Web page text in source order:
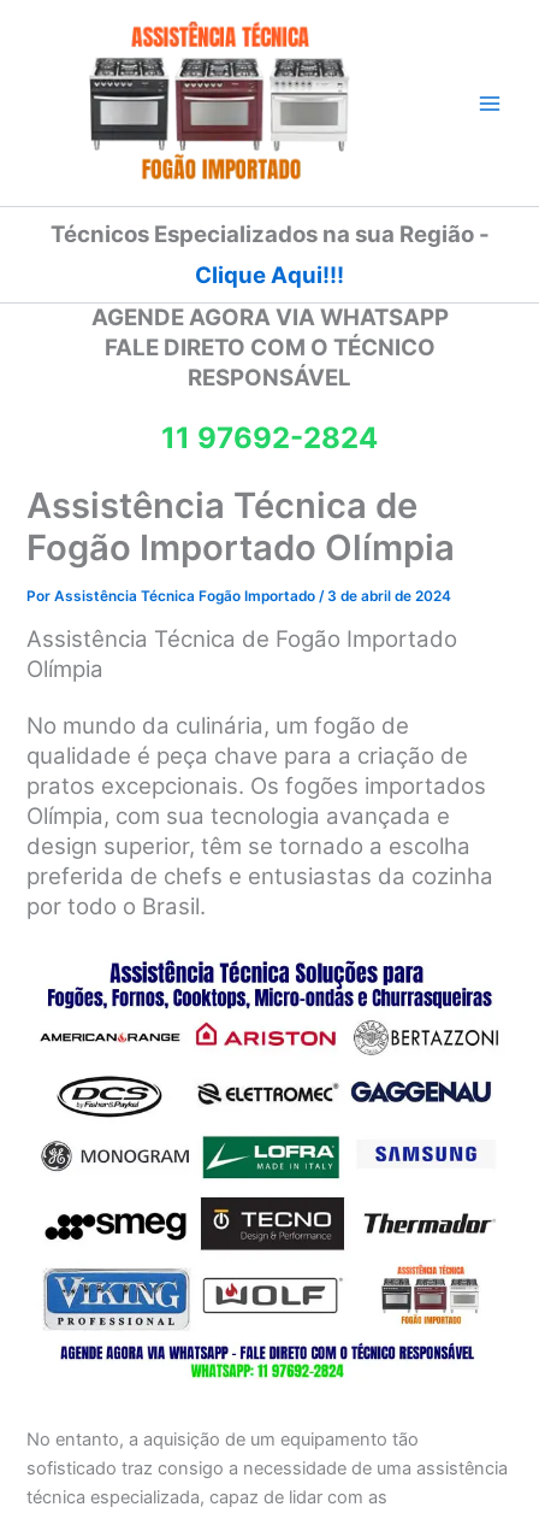
Técnicos Especializados na sua Região -
Clique Aqui!!!
AGENDE AGORA VIA WHATSAPP
FALE DIRETO COM O TÉCNICO
RESPONSÁVEL
11 97692-2824
Assistência Técnica de
Fogão Importado Olímpia
PorAssistência Técnica Fogão Importado/3 de abril de 2024
Assistência Técnica de Fogão Importado
Olímpia
No mundo da culinária, um fogão de
qualidade é peça chave para a criação de
pratos excepcionais. Os fogões importados
Olímpia, com sua tecnologia avançada e
design superior, têm se tornado a escolha
preferida de chefs e entusiastas da cozinha
por todo o Brasil.
No entanto, a aquisição de um equipamento tão
sofisticado traz consigo a necessidade de uma assistência
técnica especializada, capaz de lidar com as